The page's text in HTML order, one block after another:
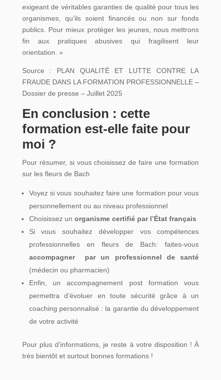
exigeant de véritables garanties de qualité pour tous les
organismes, qu’ils soient financés ou non sur fonds
publics. Pour mieux protéger les jeunes, nous mettrons
fin aux pratiques abusives qui fragilisent leur
orientation. »
Source : PLAN QUALITÉ ET LUTTE CONTRE LA
FRAUDE DANS LA FORMATION PROFESSIONNELLE –
Dossier de presse – Juillet 2025
En conclusion : cette
formation est-elle faite pour
moi ?
Pour résumer, si vous choisissez de faire une formation
sur les fleurs de Bach
Voyez si vous souhaitez faire une formation pour vous
personnellement ou au niveau professionnel
Choisissez un organisme certifié par l’État français
Si vous souhaitez développer vos compétences
professionnelles en fleurs de Bach: faites-vous
accompagner par un professionnel de santé
(médecin ou pharmacien)
Enfin, un accompagnement post formation vous
permettra d’évoluer en toute sécurité grâce à un
coaching personnalisé : la garantie du développement
de votre activité
Pour plus d’informations, je reste à votre disposition !À
très bientôt et surtout bonnes formations !